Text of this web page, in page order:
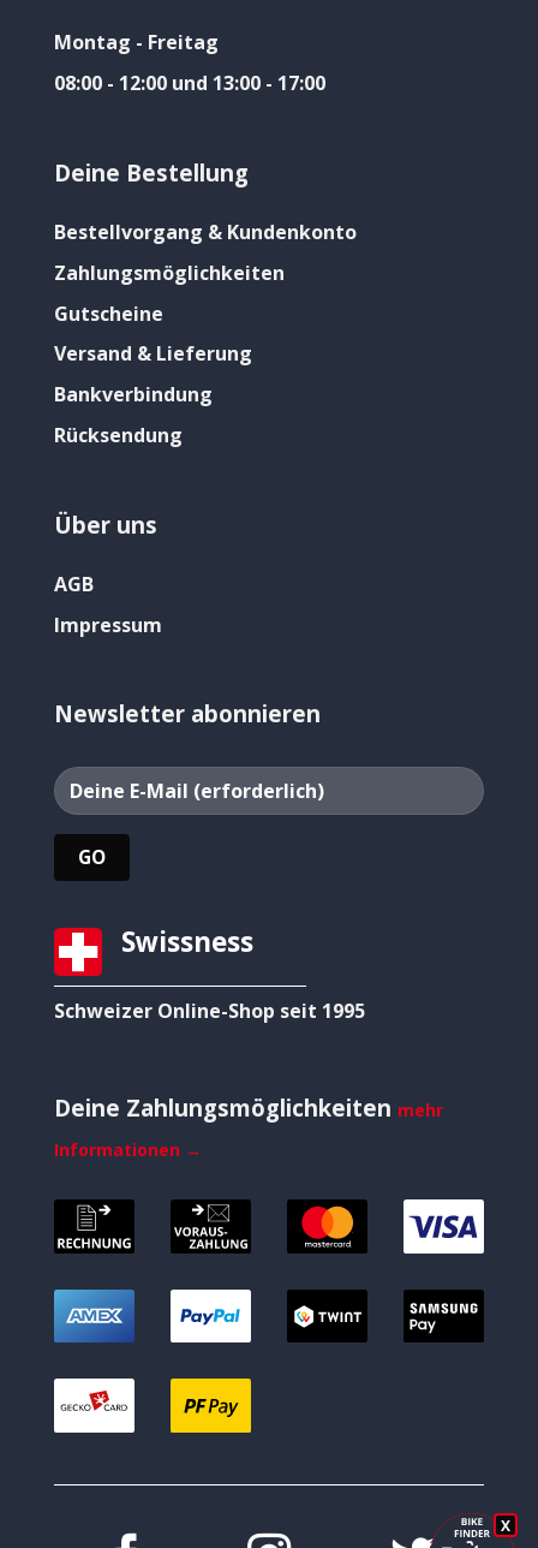
X
Montag - Freitag
08:00 - 12:00 und 13:00 - 17:00
Deine Bestellung
Bestellvorgang & Kundenkonto
Zahlungsmöglichkeiten
Gutscheine
Versand & Lieferung
Bankverbindung
Rücksendung
Über uns
AGB
Impressum
Newsletter abonnieren
Swissness
Schweizer Online-Shop seit 1995
Deine Zahlungsmöglichkeiten mehr
Informationen →